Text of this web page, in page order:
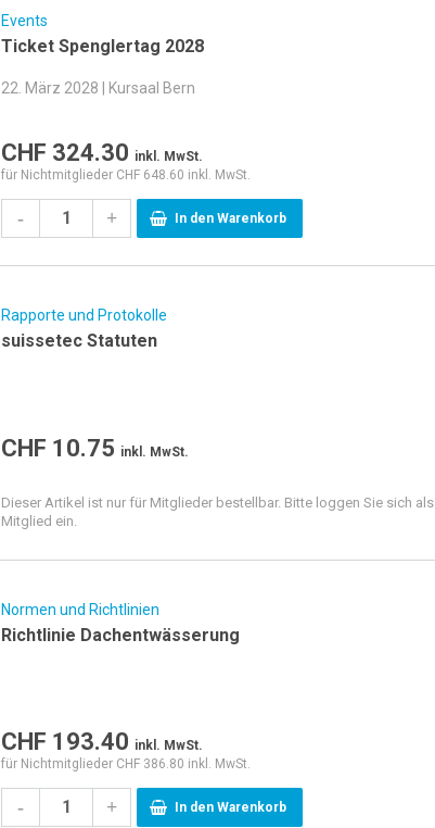
Events
Ticket Spenglertag 2028
22. März 2028 | Kursaal Bern
CHF 324.30 inkl. MwSt.
für Nichtmitglieder CHF 648.60 inkl. MwSt.
- + In den Warenkorb
Rapporte und Protokolle
suissetec Statuten
CHF 10.75 inkl. MwSt.
Dieser Artikel ist nur für Mitglieder bestellbar. Bitte loggen Sie sich als
Mitglied ein.
Normen und Richtlinien
Richtlinie Dachentwässerung
CHF 193.40 inkl. MwSt.
für Nichtmitglieder CHF 386.80 inkl. MwSt.
- + In den Warenkorb